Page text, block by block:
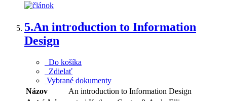
5.An introduction to Information
Design
Do košíka
Zdielať
Vybrané dokumenty
Názov
An introduction to Information Design